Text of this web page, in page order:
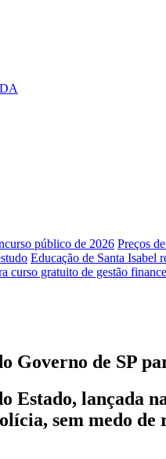
público de 2026 Preços
Educação de Santa Isabel
curso gratuito de gestão
Governo de SP
lançada
sem medo de